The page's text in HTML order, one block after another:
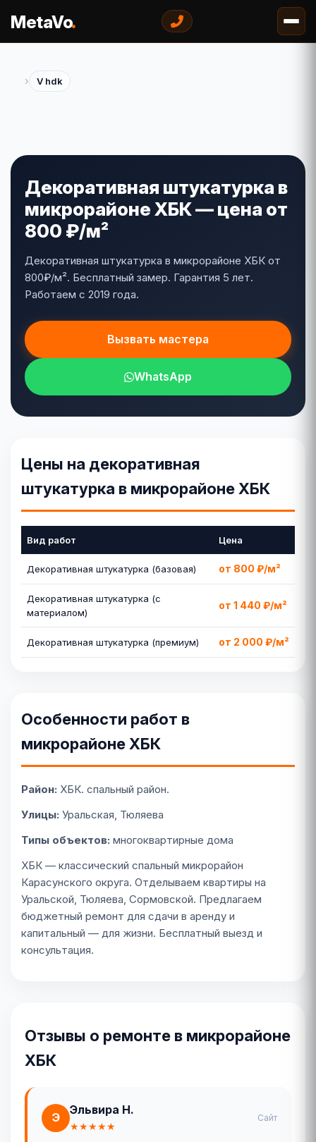
MetaVo.
› V hdk
Декоративная штукатурка в
микрорайоне ХБК — цена от
800 ₽/м²
Декоративная штукатурка в микрорайоне ХБК от
800₽/м². Бесплатный замер. Гарантия 5 лет.
Работаем с 2019 года.
Вызвать мастера
WhatsApp
Цены на декоративная
штукатурка в микрорайоне ХБК
Вид работ Цена
Декоративная штукатурка (базовая) от 800 ₽/м²
Декоративная штукатурка (с
материалом)
от 1 440 ₽/м²
Декоративная штукатурка (премиум) от 2 000 ₽/м²
Особенности работ в
микрорайоне ХБК
Район: ХБК. спальный район.
Улицы: Уральская, Тюляева
Типы объектов: многоквартирные дома
ХБК — классический спальный микрорайон
Карасунского округа. Отделываем квартиры на
Уральской, Тюляева, Сормовской. Предлагаем
бюджетный ремонт для сдачи в аренду и
капитальный — для жизни. Бесплатный выезд и
консультация.
Отзывы о ремонте в микрорайоне
ХБК
Э
Эльвира Н.
★★★★★
Сайт